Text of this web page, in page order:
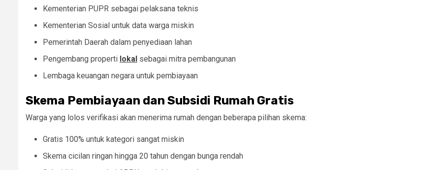
Kementerian PUPR sebagai pelaksana teknis
Kementerian Sosial untuk data warga miskin
Pemerintah Daerah dalam penyediaan lahan
Pengembang properti lokal sebagai mitra pembangunan
Lembaga keuangan negara untuk pembiayaan
Skema Pembiayaan dan Subsidi Rumah Gratis
Warga yang lolos verifikasi akan menerima rumah dengan beberapa pilihan skema:
Gratis 100% untuk kategori sangat miskin
Skema cicilan ringan hingga 20 tahun dengan bunga rendah